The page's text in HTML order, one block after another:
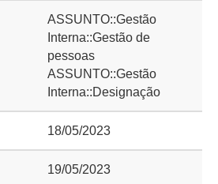
ASSUNTO::Gestão
Interna::Gestão de
pessoas
ASSUNTO::Gestão
Interna::Designação
18/05/2023
19/05/2023